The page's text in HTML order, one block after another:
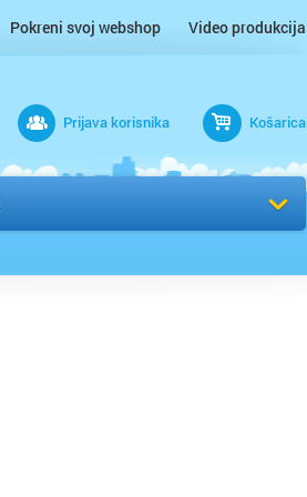
Pokreni svoj webshop Video produkcija
Prijava korisnika Košarica